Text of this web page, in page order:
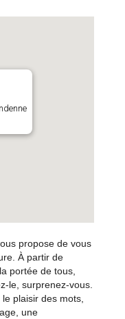
propose de vous
À partir de
portée de tous,
le, surprenez-vous.
plaisir des mots,
une